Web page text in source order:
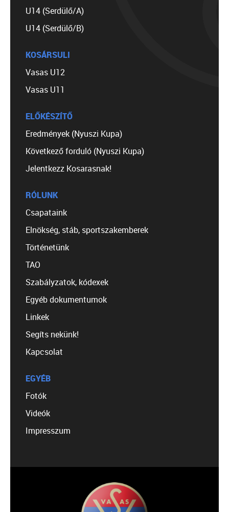
U14 (Serdülő/A)
U14 (Serdülő/B)
KOSÁRSULI
Vasas U12
Vasas U11
ELŐKÉSZÍTŐ
Eredmények (Nyuszi Kupa)
Következő forduló (Nyuszi Kupa)
Jelentkezz Kosarasnak!
RÓLUNK
Csapataink
Elnökség, stáb, sportszakemberek
Történetünk
TAO
Szabályzatok, kódexek
Egyéb dokumentumok
Linkek
Segíts nekünk!
Kapcsolat
EGYÉB
Fotók
Videók
Impresszum